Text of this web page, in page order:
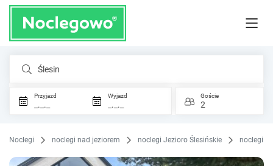
Ślesin
Przyjazd
_._._
Wyjazd
_._._
Goście
2
Noclegi noclegi nad jeziorem noclegi Jezioro Ślesińskie noclegi